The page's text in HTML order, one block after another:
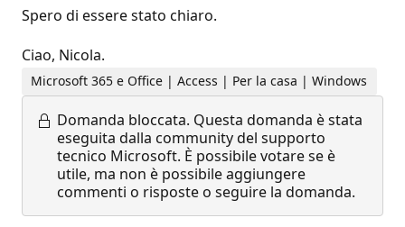
Spero di essere stato chiaro.
Ciao, Nicola.
Microsoft 365 e Office | Access | Per la casa | Windows
Domanda bloccata. Questa domanda è stata
eseguita dalla community del supporto
tecnico Microsoft. È possibile votare se è
utile, ma non è possibile aggiungere
commenti o risposte o seguire la domanda.